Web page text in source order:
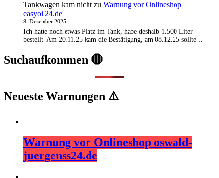
Tankwagen kam nicht zu Warnung vor Onlineshop
easyoil24.de
8. Dezember 2025
Ich hatte noch etwas Platz im Tank, habe deshalb 1.500 Liter
bestellt. Am 20.11.25 kam die Bestätigung, am 08.12.25 sollte…
Suchaufkommen 🔴
Neueste Warnungen ⚠️
Warnung vor Onlineshop oswald-
juergenss24.de